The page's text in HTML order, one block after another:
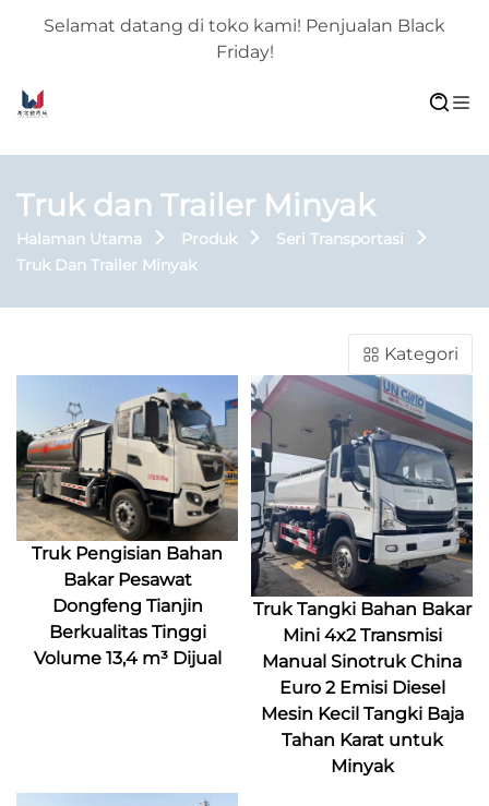
Selamat datang di toko kami! Penjualan Black
Friday!
Truk dan Trailer Minyak
Halaman Utama Produk
Seri Transportasi
Truk Dan Trailer Minyak
Kategori
Truk Pengisian Bahan
Bakar Pesawat
Dongfeng Tianjin
Berkualitas Tinggi
Volume 13,4 m³ Dijual
Truk Tangki Bahan Bakar
Mini 4x2 Transmisi
Manual Sinotruk China
Euro 2 Emisi Diesel
Mesin Kecil Tangki Baja
Tahan Karat untuk
Minyak